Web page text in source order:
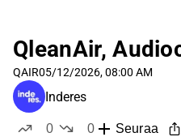
QleanAir,
QAIR05/12/2026, 08:00 AM
Inderes
0
0
Seuraa